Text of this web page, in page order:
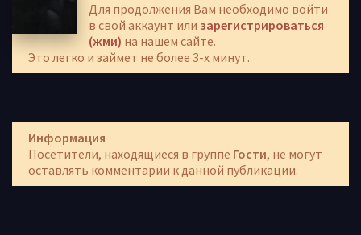
Для продолжения Вам необходимо войти
в свой аккаунт или зарегистрироваться
(жми) на нашем сайте.
Это легко и займет не более 3-х минут.
Информация
Посетители, находящиеся в группе Гости, не могут
оставлять комментарии к данной публикации.